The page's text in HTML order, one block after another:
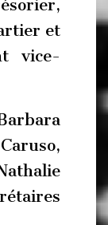
et
vice-